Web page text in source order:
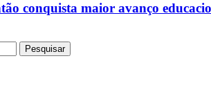
conquista maior avanço
Pesquisar